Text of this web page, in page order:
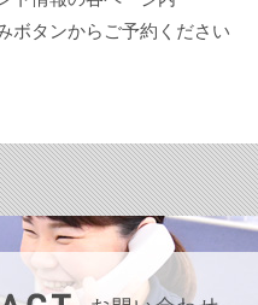
ボタンからご予約ください